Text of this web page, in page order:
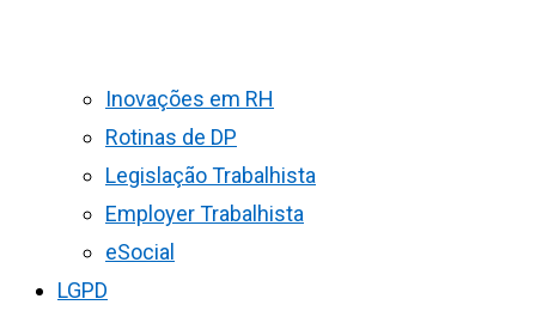
Inovações em RH
Rotinas de DP
Legislação Trabalhista
Employer Trabalhista
eSocial
LGPD